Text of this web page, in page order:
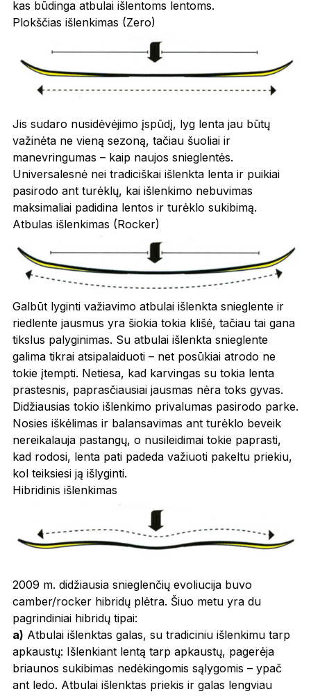
kas būdinga atbulai išlentoms lentoms.
Plokščias išlenkimas (Zero)
Jis sudaro nusidėvėjimo įspūdį, lyg lenta jau būtų
važinėta ne vieną sezoną, tačiau šuoliai ir
manevringumas – kaip naujos snieglentės.
Universalesnė nei tradiciškai išlenkta lenta ir puikiai
pasirodo ant turėklų, kai išlenkimo nebuvimas
maksimaliai padidina lentos ir turėklo sukibimą.
Atbulas išlenkimas (Rocker)
Galbūt lyginti važiavimo atbulai išlenkta snieglente ir
riedlente jausmus yra šiokia tokia klišė, tačiau tai gana
tikslus palyginimas. Su atbulai išlenkta snieglente
galima tikrai atsipalaiduoti – net posūkiai atrodo ne
tokie įtempti. Netiesa, kad karvingas su tokia lenta
prastesnis, paprasčiausiai jausmas nėra toks gyvas.
Didžiausias tokio išlenkimo privalumas pasirodo parke.
Nosies iškėlimas ir balansavimas ant turėklo beveik
nereikalauja pastangų, o nusileidimai tokie paprasti,
kad rodosi, lenta pati padeda važiuoti pakeltu priekiu,
kol teiksiesi ją išlyginti.
Hibridinis išlenkimas
2009 m. didžiausia snieglenčių evoliucija buvo
camber/rocker hibridų plėtra. Šiuo metu yra du
pagrindiniai hibridų tipai:
a) Atbulai išlenktas galas, su tradiciniu išlenkimu tarp
apkaustų: Išlenkiant lentą tarp apkaustų, pagerėja
briaunos sukibimas nedėkingomis sąlygomis – ypač
ant ledo. Atbulai išlenktas priekis ir galas lengviau